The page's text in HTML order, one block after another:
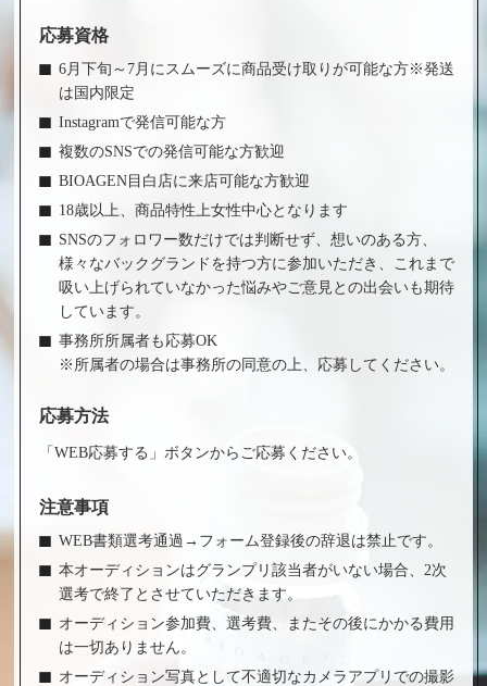
応募資格
6月下旬～7月にスムーズに商品受け取りが可能な方※発送
は国内限定
Instagramで発信可能な方
複数のSNSでの発信可能な方歓迎
BIOAGEN目白店に来店可能な方歓迎
18歳以上、商品特性上女性中心となります
SNSのフォロワー数だけでは判断せず、想いのある方、
様々なバックグランドを持つ方に参加いただき、これまで
吸い上げられていなかった悩みやご意見との出会いも期待
しています。
事務所所属者も応募OK
※所属者の場合は事務所の同意の上、応募してください。
応募方法
「WEB応募する」ボタンからご応募ください。
注意事項
WEB書類選考通過→フォーム登録後の辞退は禁止です。
本オーディションはグランプリ該当者がいない場合、2次
選考で終了とさせていただきます。
オーディション参加費、選考費、またその後にかかる費用
は一切ありません。
オーディション写真として不適切なカメラアプリでの撮影